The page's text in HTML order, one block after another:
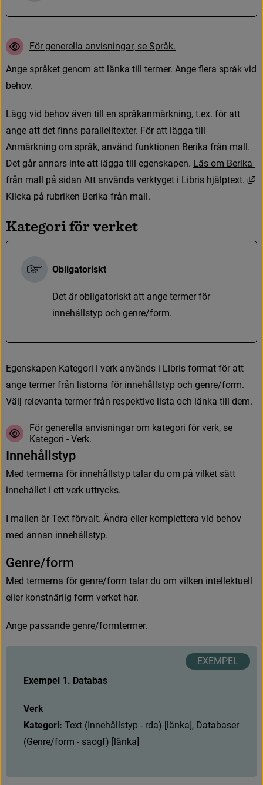
För genere a anvisningar, se Språk.
Ange språket genom att länka till termer. Ange fera språk vid
behov.
Lägg vid behov även till en språkanmärkning, t.ex. för att
ange att det fnns parallelltexter. För att lägga till
Anmärkning om språk, använd funktionen Berika från mall.
Det går annars inte att lägga till egenskapen. Läs om Berika
från mall på sidan Att använda verktyget i Libris hjälptext. L
Klicka på rubriken Berika från mall.
Kategoriförverket
Obligatoriskt
Det är obligatoriskt att ange termer för
innehållstyp och genre/form.
Egenskapen Kategori i verk används i Libris format för att
ange termer från listorna för innehållstyp och genre/form.
Välj relevanta termer från respektive lista och länka till dem.
För generella anvisningar om kategori för verk, se
Kategori - Verk.
Inne hå styp
Med termerna för innehållstyp talar du om på vilket sätt
innehållet i ett verk uttrycks.
I mallen är Text förvalt. Ändra eller komplettera vid behov
med annan innehållstyp.
Genre/form
Med termerna för genre/form talar du om vilken intellektuell
eller konstnärlig form verket har.
Ange passande genre/formtermer.
Exempel 1. Databas
Verk
Kategori: Text (Innehållstyp - rda) [länka], Databaser
(Genre/form - saogf) [länka]